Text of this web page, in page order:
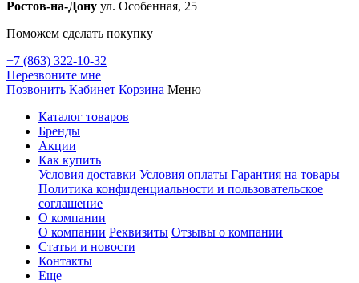
Ростов-на-Дону ул. Особенная, 25
Поможем сделать покупку
+7 (863) 322-10-32
Перезвоните мне
Позвонить Кабинет Корзина Меню
Каталог товаров
Бренды
Акции
Как купить
Условия доставки Условия оплаты Гарантия на товары
Политика конфиденциальности и пользовательское
соглашение
О компании
О компании Реквизиты Отзывы о компании
Статьи и новости
Контакты
Еще